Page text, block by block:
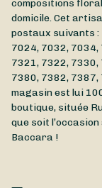
compositions
domicile. Cet
postaux suivants :
7024, 7032,
7321, 7322,
7380, 7382,
magasin est lui
boutique, située
que soit
Baccara !